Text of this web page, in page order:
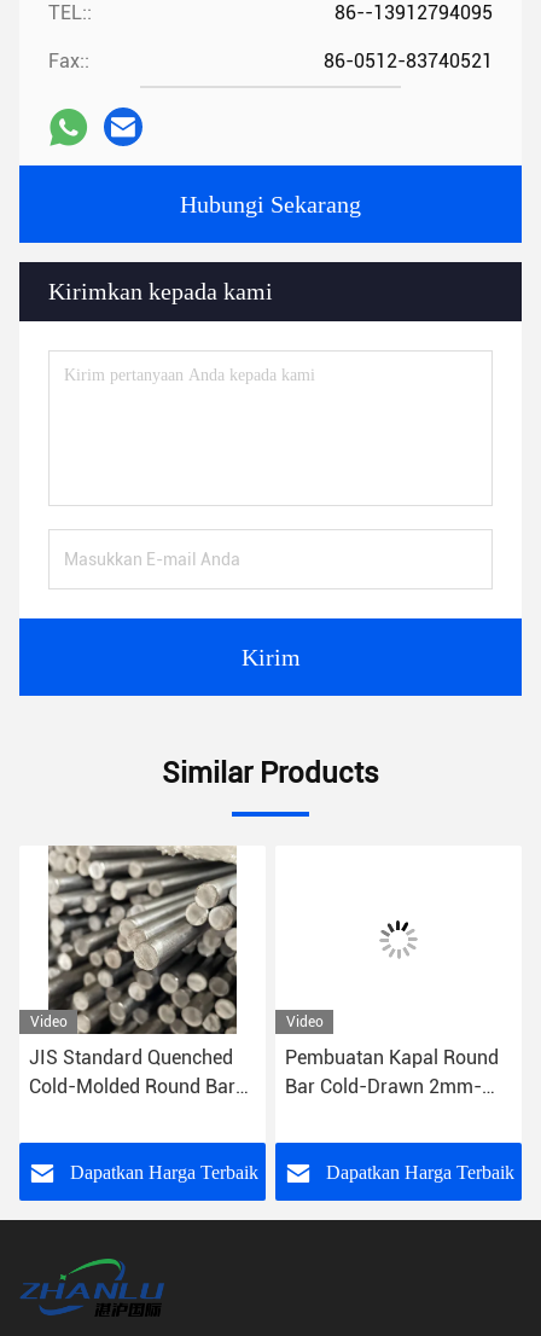
TEL:: 86--13912794095
Fax:: 86-0512-83740521
Hubungi Sekarang
Kirimkan kepada kami
Kirim
Similar Products
Video
JIS Standard Quenched
Cold-Molded Round Bar
Dapatkan Harga Terbaik
Video
Pembuatan Kapal Round
Bar Cold-Drawn 2mm-
Dapatkan Harga Terbaik